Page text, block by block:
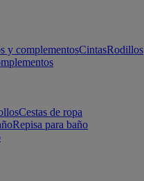
y complementosCintasRodillos
Cestas de ropa
Repisa para baño